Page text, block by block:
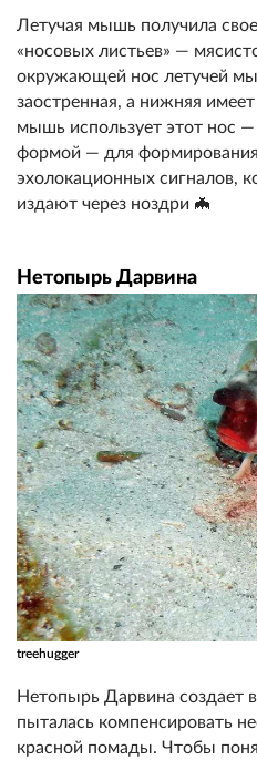
Летучая мышь получила
«носовых листьев» —
окружающей нос летучей
заостренная, а нижняя
мышь использует этот нос
формой — для формирования
эхолокационных сигналов,
издают через ноздри 🦇
Нетопырь Дарвина
treehugger
Нетопырь Дарвина создает
пыталась компенсировать
красной помады. Чтобы